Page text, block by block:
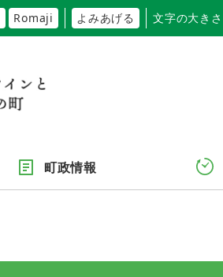
Romaji よみあげる 文字の大きさ
町政情報